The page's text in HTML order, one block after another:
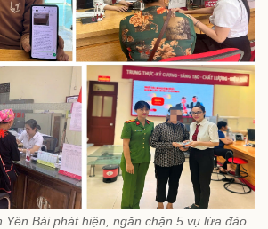
Yên Bái phát hiện, ngăn chặn 5 vụ lừa đảo